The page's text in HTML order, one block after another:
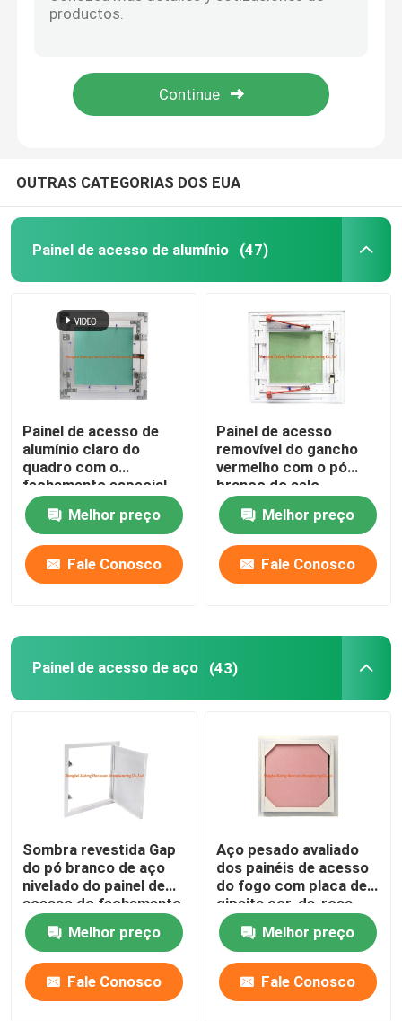
Portal de aço
Metal que carimba as peças
canal de aço
fio de aço
peças da construção
peças sobresselentes eletrônicas
Suportes de quadro do metal
OUTRAS CATEGORIAS DOS EUA
Painel de acesso de alumínio (47)
Painel de acesso de
alumínio claro do
quadro com o
fechamento especial
do impulso altura verde
da placa de gesso da
baixa
Melhor preço
Fale Conosco
Painel de acesso
removível do gancho
vermelho com o pó
branco do selo
revestido
Melhor preço
Fale Conosco
Painel de acesso de aço (43)
Sombra revestida Gap
do pó branco de aço
nivelado do painel de
acesso do fechamento
do impulso do quadro
Melhor preço
Fale Conosco
Aço pesado avaliado
dos painéis de acesso
do fogo com placa de
gipsita cor-de-rosa
para o Drywall
Melhor preço
Fale Conosco